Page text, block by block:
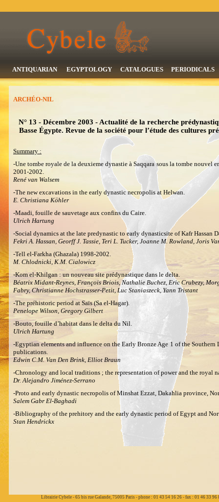
ANTIQUARIAN EGYPTOLOGY CATALOGUES PERIODICALS
ARCHÉO-NIL
N° 13 - Décembre 2003 - Actualité de la recherche
Basse Égypte. Revue de la société pour l’étude des cultures
Summary :
-Une tombe royale de la deuxieme dynastie à Saqqara sous la tombe nouvel
2001-2002.
René van Walsem
-The new excavations in the early dynastic necropolis at Helwan.
E. Christiana Köhler
-Maadi, fouille de sauvetage aux confins du Caire.
Ulrich Hartung
-Social dynamics at the late predynastic to early dynasticsite of Kafr Hassan
Fekri A. Hassan, Georff J. Tassie, Teri L. Tucker, Joanne M. Rowland, Joris
-Tell el-Farkha (Ghazala) 1998-2002.
M. Chlodnicki, K.M. Cialowicz
-Kom el-Khilgan : un nouveau site prédynastique dans le delta.
Béatrix Midant-Reynes, François Briois, Nathalie Buchez, Eric Crubezy,
Fabry, Christianne Hochstrasser-Petit, Luc Staniaszeck, Yann Tristant
-The préhistoric period at Saïs (Sa el-Hagar).
Penelope Wilson, Gregory Gilbert
-Bouto, fouille d’habitat dans le delta du Nil.
Ulrich Hartung
-Egyptian elements and influence on the Early Bronze Age 1 of the Southern
publications.
Edwin C.M. Van Den Brink, Elliot Braun
-Chronology and local traditions ; the representation of power and the royal
Dr. Alejandro Jiménez-Serrano
-Proto and early dynastic necropolis of Minshat Ezzat, Dakahlia province,
Salem Gabr El-Baghadi
-Bibliography of the prehitory and the early dynastic period of Egypt and
Stan Hendrickx
Librairie Cybele - 65 bis rue Galande, 75005 Paris - phone : 01 43 54 16 26 - fax : 01 46 33